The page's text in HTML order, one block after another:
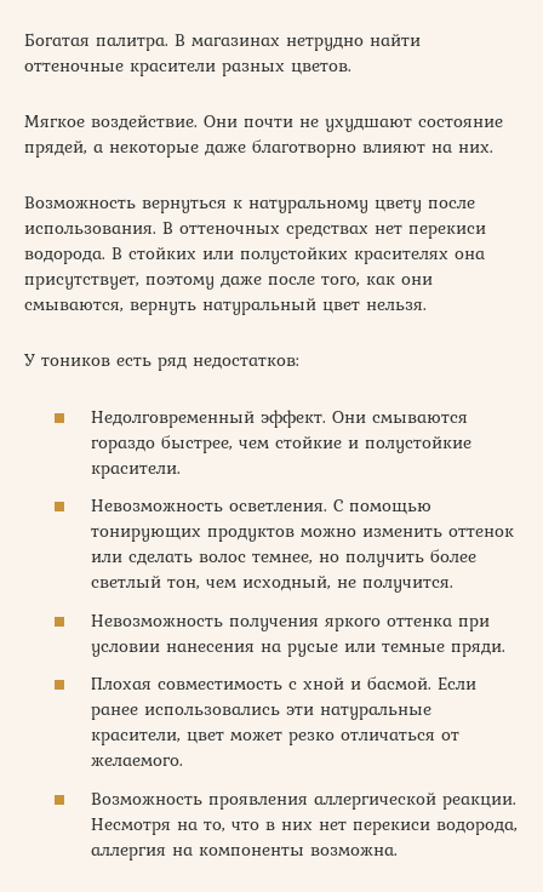
Богатая палитра. В магазинах нетрудно найти
оттеночные красители разных цветов.
Мягкое воздействие. Они почти не ухудшают состояние
прядей, а некоторые даже благотворно влияют на них.
Возможность вернуться к натуральному цвету после
использования. В оттеночных средствах нет перекиси
водорода. В стойких или полустойких красителях она
присутствует, поэтому даже после того, как они
смываются, вернуть натуральный цвет нельзя.
У тоников есть ряд недостатков:
Недолговременный эффект. Они смываются
гораздо быстрее, чем стойкие и полустойкие
красители.
Невозможность осветления. С помощью
тонирующих продуктов можно изменить оттенок
или сделать волос темнее, но получить более
светлый тон, чем исходный, не получится.
Невозможность получения яркого оттенка при
условии нанесения на русые или темные пряди.
Плохая совместимость с хной и басмой. Если
ранее использовались эти натуральные
красители, цвет может резко отличаться от
желаемого.
Возможность проявления аллергической реакции.
Несмотря на то, что в них нет перекиси водорода,
аллергия на компоненты возможна.